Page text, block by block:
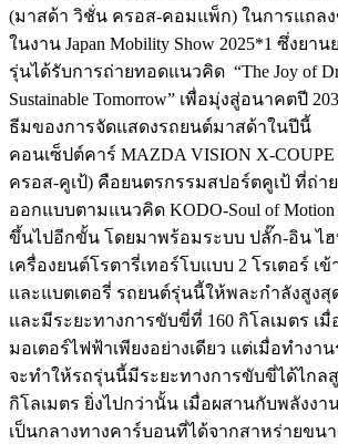
(มาสด้า วิชั่น ครอส-คอมแพ็ก) ในการแถล
ในงาน Japan Mobility Show 2025*1 ซึ่งย
รุ่นได้รับการถ่ายทอดแนวคิด “The Joy of
Sustainable Tomorrow” เพื่อมุ่งสู่อนาคตปี
ธีมของการจัดแสดงรถยนต์มาสด้าในปีนี้
คอนเซ็ปต์คาร์ MAZDA VISION X-
ครอส-คูเป้) คือยนตรกรรมสปอร์ตคูเป้ ที่ถ่า
ออกแบบตามแนวคิด KODO-Soul of
ขึ้นไปอีกขั้น โดยมาพร้อมระบบ ปลั๊ก-อิน ไ
เครื่องยนต์โรตารี่เทอร์โบแบบ 2 โรเตอร์ เ
และแบตเตอรี่ รถยนต์รุ่นนี้ให้พละกำลังสูงสุด
และมีระยะทางการขับขี่ที่ 160 กิโลเมตร เ
มอเตอร์ไฟฟ้าเพียงอย่างเดียว แต่เมื่อทำงา
จะทำให้รถรุ่นนี้มีระยะทางการขับขี่ได้ไกลสู
กิโลเมตร ยิ่งไปกว่านั้น เมื่อผสานกับพลังงา
เป็นกลางทางคาร์บอนที่ได้จากสาหร่ายขนา